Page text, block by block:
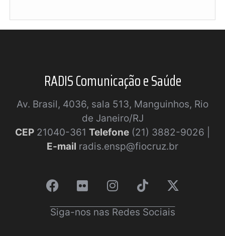
RADIS Comunicação e Saúde
Av. Brasil, 4036, sala 513, Manguinhos, Rio
de Janeiro/RJ
CEP 21040-361 Telefone (21) 3882-9026 |
E-mail radis.ensp@fiocruz.br
Siga-nos nas Redes Sociais